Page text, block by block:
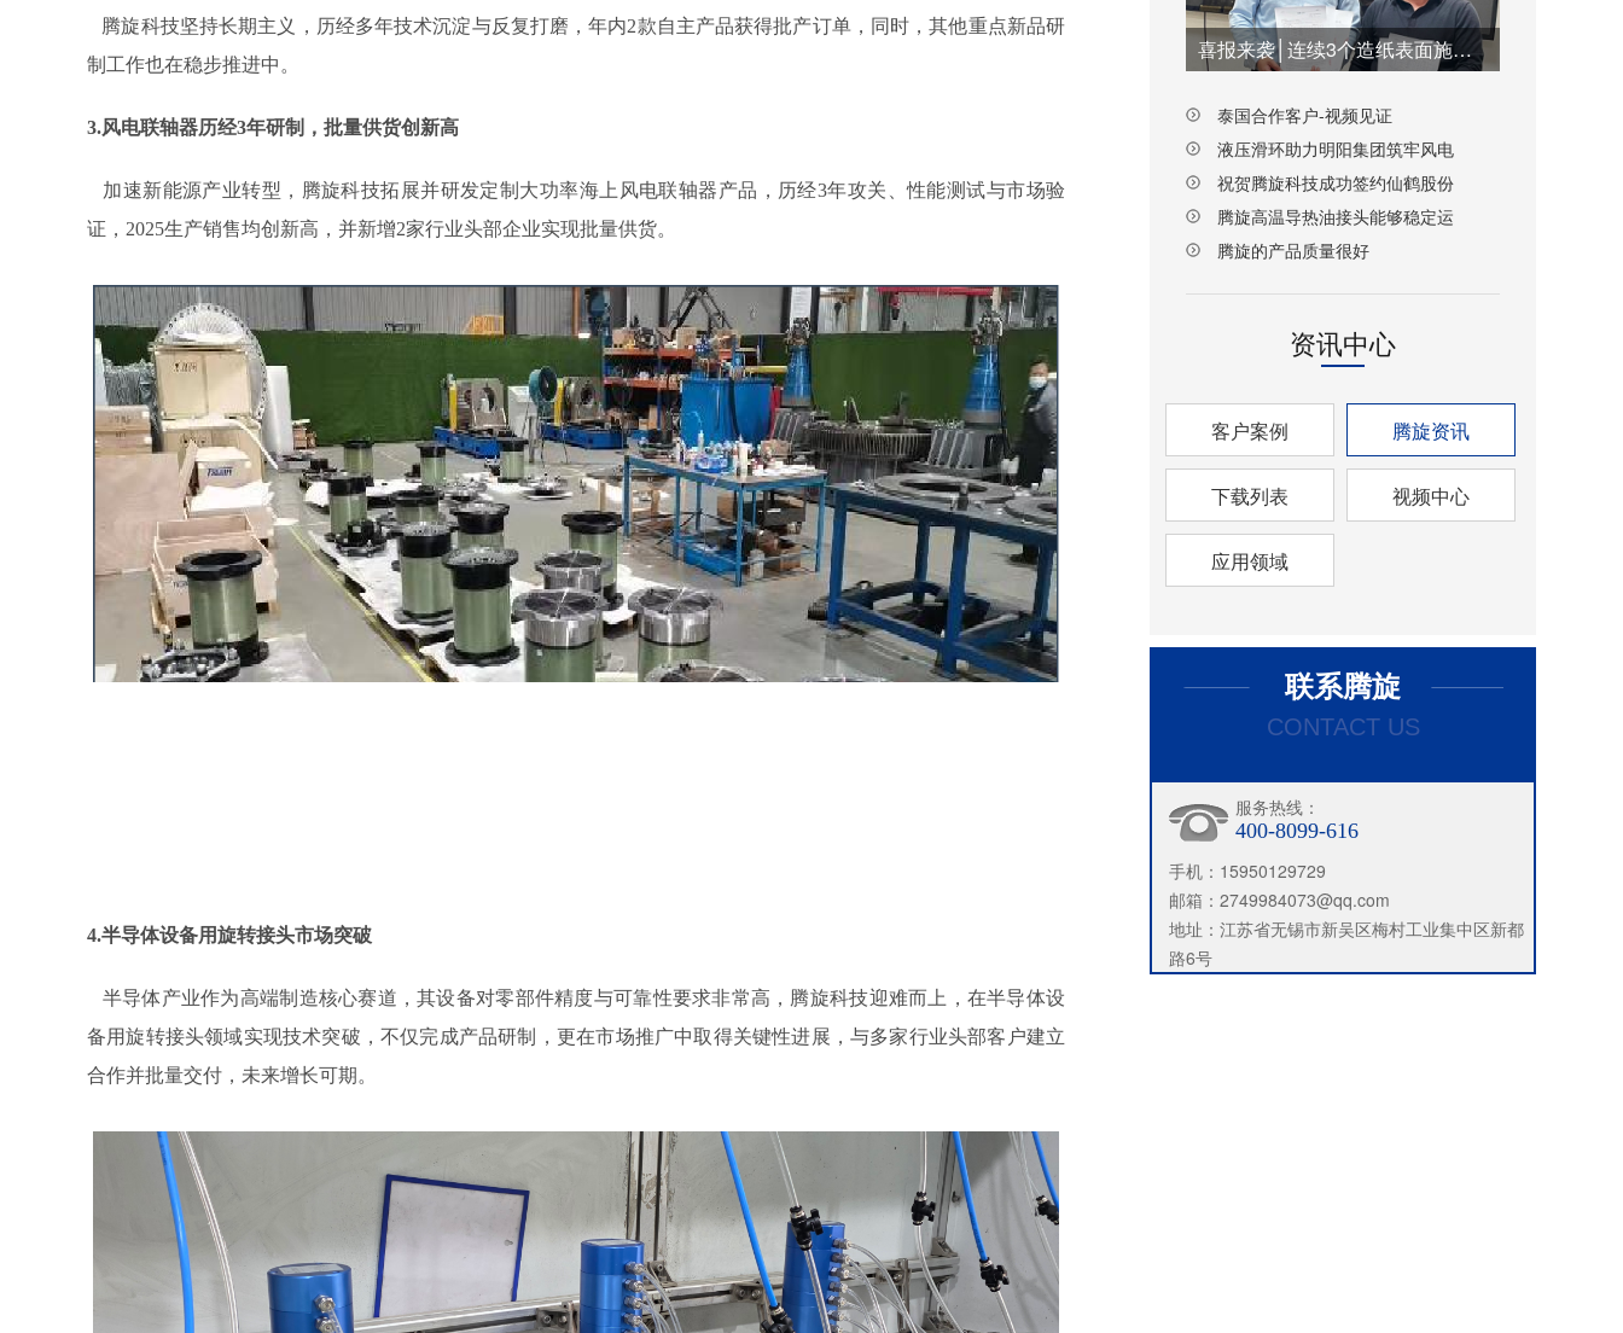
腾旋科技坚持长期主义，历经多年技术沉淀与反复打磨，年内2款自主产品获得批产订单，同时，其他重点新品研
制工作也在稳步推进中。
3.风电联轴器历经3年研制，批量供货创新高
加速新能源产业转型，腾旋科技拓展并研发定制大功率海上风电联轴器产品，历经3年攻关、性能测试与市场验
证，2025生产销售均创新高，并新增2家行业头部企业实现批量供货。
4.半导体设备用旋转接头市场突破‌
半导体产业作为高端制造核心赛道，其设备对零部件精度与可靠性要求非常高，腾旋科技迎难而上，在半导体设
备用旋转接头领域实现技术突破，不仅完成产品研制，更在市场推广中取得关键性进展，与多家行业头部客户建立
合作并批量交付，未来增长可期。
喜报来袭│连续3个造纸表面施胶系统订单签订合作，共创双赢未来！
泰国合作客户-视频见证
液压滑环助力明阳集团筑牢风电
设备传动安全防线
祝贺腾旋科技成功签约仙鹤股份
湖北项目！
腾旋高温导热油接头能够稳定运
行
腾旋的产品质量很好
资讯中心
客户案例 腾旋资讯
下载列表 视频中心
应用领域
联系腾旋
CONTACT US
服务热线：
400-8099-616
手机：15950129729
邮箱：2749984073@qq.com
地址：江苏省无锡市新吴区梅村工业集中区新都
路6号